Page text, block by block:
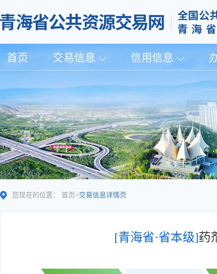
首页 交易信息 信用信息
您现在的位置： 首页 >交易信息详情页
[青海省·省本级]药